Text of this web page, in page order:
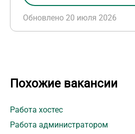
Обновлено 20 июля 2026
Похожие вакансии
Работа хостес
Работа администратором